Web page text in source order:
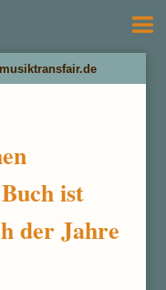
ist
der Jahre